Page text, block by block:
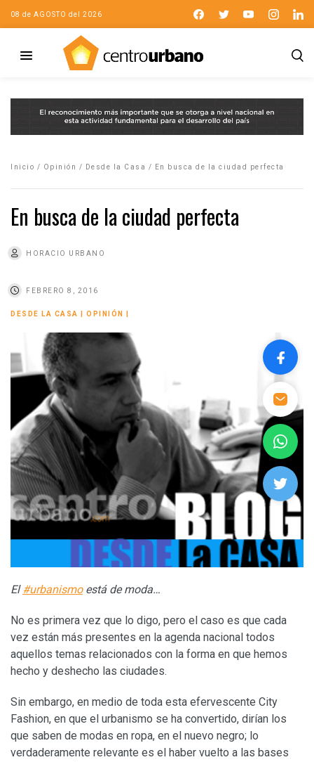
08 de AGOSTO del 2026
Inicio / Opinión / Desde la Casa / En busca de la ciudad perfecta
En busca de la ciudad perfecta
HORACIO URBANO
FEBRERO 8, 2016
DESDE LA CASA OPINIÓN
El#urbanismoestá de moda…
No es primera vez que lo digo, pero el caso es que cada
vez están más presentes en la agenda nacional todos
aquellos temas relacionados con la forma en que hemos
hecho y deshecho las ciudades.
Sin embargo, en medio de toda esta efervescente City
Fashion, en que el urbanismo se ha convertido, dirían los
que saben de modas en ropa, en el nuevo negro; lo
verdaderamente relevante es el haber vuelto a las bases